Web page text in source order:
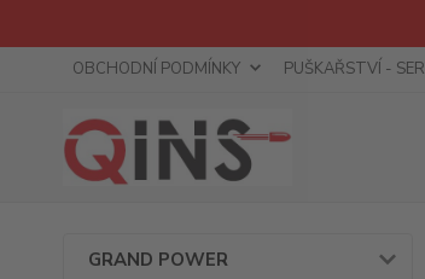
OBCHODNÍ PODMÍNKY PUŠKAŘSTVÍ -
GRAND POWER